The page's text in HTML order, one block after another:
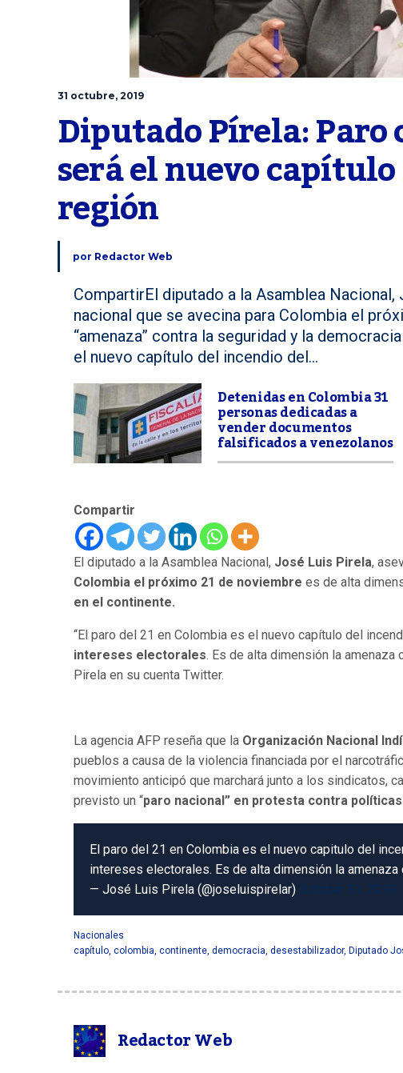
31 octubre, 2019
Diputado Pírela: Paro
será el nuevo
región
por Redactor Web
CompartirEl diputado a la Asamblea
nacional que se avecina para Colombia el
“amenaza” contra la seguridad y la
el nuevo capítulo del incendio del...
Detenidas en Colombia 31
personas dedicadas a
vender documentos
falsificados a venezolanos
Compartir
El diputado a la Asamblea Nacional, José Luis Pirela,
Colombia el próximo 21 de noviembre es de alta
en el continente.
“El paro del 21 en Colombia es el nuevo capítulo del
intereses electorales. Es de alta dimensión la amenaza
Pirela en su cuenta Twitter.
La agencia AFP reseña que la Organización Nacional
pueblos a causa de la violencia financiada por el
movimiento anticipó que marchará junto a los sindicatos,
previsto un “paro nacional” en protesta contra
El paro del 21 en Colombia es el nuevo capitulo del
intereses electorales. Es de alta dimensión la
— José Luis Pirela (@joseluispirelar) October 31, 2019
Nacionales
capítulo, colombia, continente, democracia, desestabilizador, Diputado
Redactor Web